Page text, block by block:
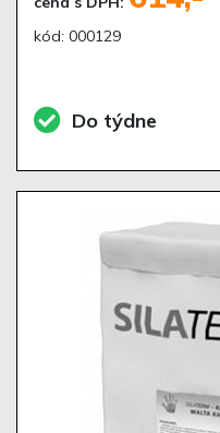
kód: 000129
Do týdne